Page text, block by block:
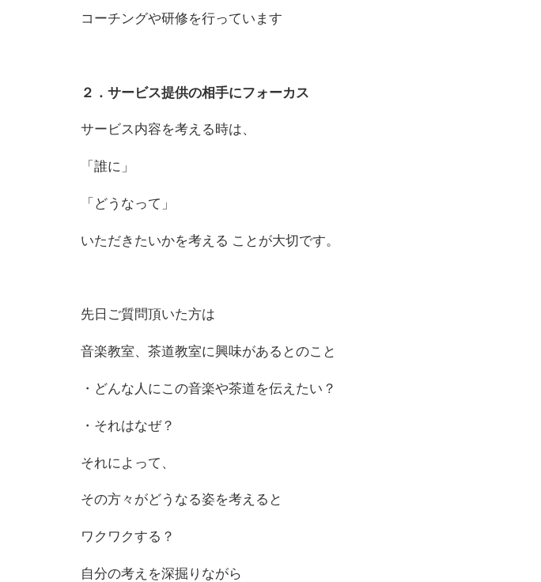
コーチングや研修を行っています
２．サービス提供の相手にフォーカス
サービス内容を考える時は、
「誰に」
「どうなって」
いただきたいかを考える ことが大切です。
先日ご質問頂いた方は
音楽教室、茶道教室に興味があるとのこと
・どんな人にこの音楽や茶道を伝えたい？
・それはなぜ？
それによって、
その方々がどうなる姿を考えると
ワクワクする？
自分の考えを深掘りながら